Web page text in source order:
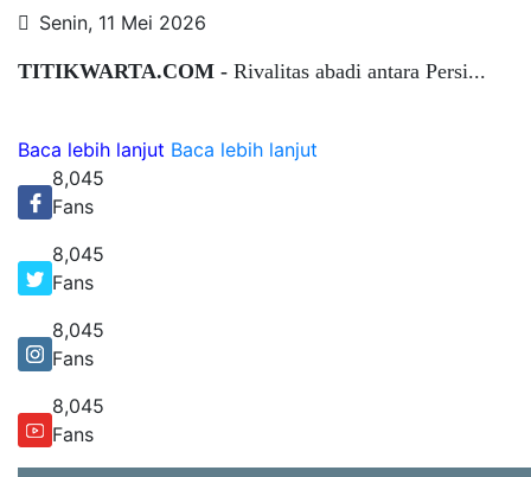
Senin, 11 Mei 2026
TITIKWARTA.COM - Rivalitas abadi antara Persi...
Baca lebih lanjut Baca lebih lanjut
8,045
Fans
8,045
Fans
8,045
Fans
8,045
Fans